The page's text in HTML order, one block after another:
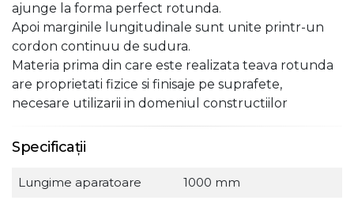
ajunge la forma perfect rotunda.
Apoi marginile lungitudinale sunt unite printr-un
cordon continuu de sudura.
Materia prima din care este realizata teava rotunda
are proprietati fizice si finisaje pe suprafete,
necesare utilizarii in domeniul constructiilor
Specificații
Lungime aparatoare
1000 mm